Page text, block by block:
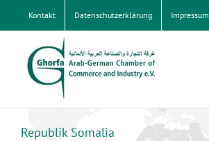
Kontakt Datenschutzerklärung Impressum
Republik Somalia